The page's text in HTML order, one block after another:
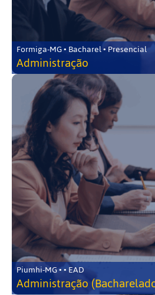
Formiga-MG • Bacharel • Presencial
Administração
Piumhi-MG • • EAD
Administração